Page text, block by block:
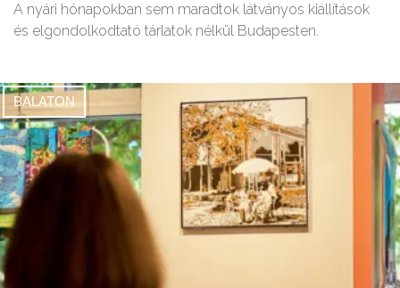
A nyári hónapokban sem maradtok látványos kiállítások
és elgondolkodtató tárlatok nélkül Budapesten.
BALATON